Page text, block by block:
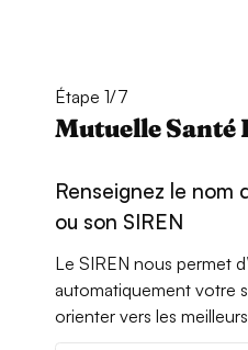
Étape 1/7
Mutuelle Santé
Renseignez le nom
ou son SIREN
Le SIREN nous permet
automatiquement votre
orienter vers les